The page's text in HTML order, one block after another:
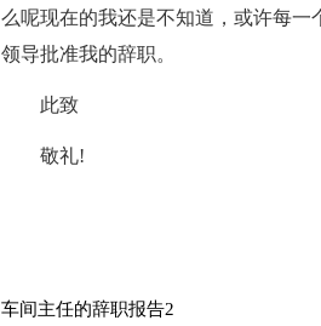
么呢现在的我还是不知道，或许每
领导批准我的辞职。
此致
敬礼!
车间主任的辞职报告2